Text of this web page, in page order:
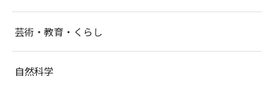
芸術・教育・くらし
自然科学